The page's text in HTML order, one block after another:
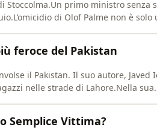
primo ministro senza
di Olof Palme non è solo
feroce del Pakistan
il Pakistan. Il suo autore, Javed
nelle strade di Lahore.Nella sua
Semplice Vittima?